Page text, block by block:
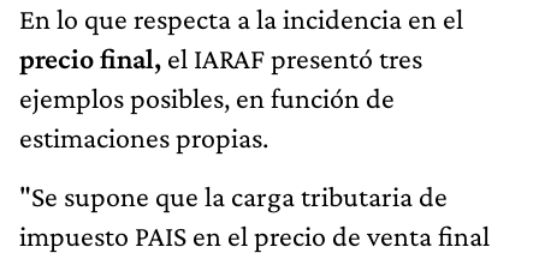
En lo que respecta a la incidencia en el
precio final, el IARAF presentó tres
ejemplos posibles, en función de
estimaciones propias.
"Se supone que la carga tributaria de
impuesto PAIS en el precio de venta final